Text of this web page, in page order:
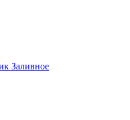
Заливное